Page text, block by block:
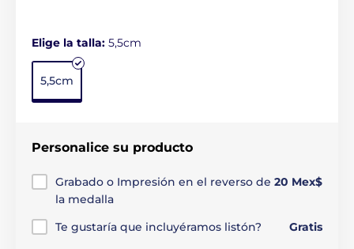
Elige la talla: 5,5cm
5,5cm
Personalice su producto
Grabado o Impresión en el reverso de
la medalla
20 Mex$
Te gustaría que incluyéramos listón? Gratis